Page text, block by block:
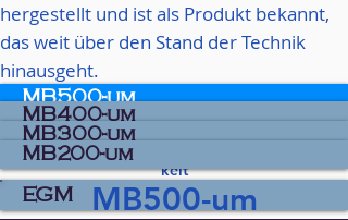
hergestellt und ist als Produkt bekannt,
das weit über den Stand der Technik
hinausgeht.
MB500-umPremium plus
MB400-um
MB300-um
MB200-umwirtschaftlich-
keit
EGM MB500-um